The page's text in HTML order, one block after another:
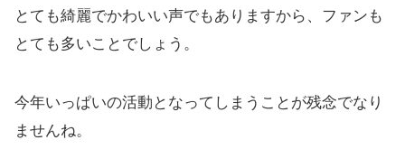
とても綺麗でかわいい声でもありますから、ファンも
とても多いことでしょう。
今年いっぱいの活動となってしまうことが残念でなり
ませんね。